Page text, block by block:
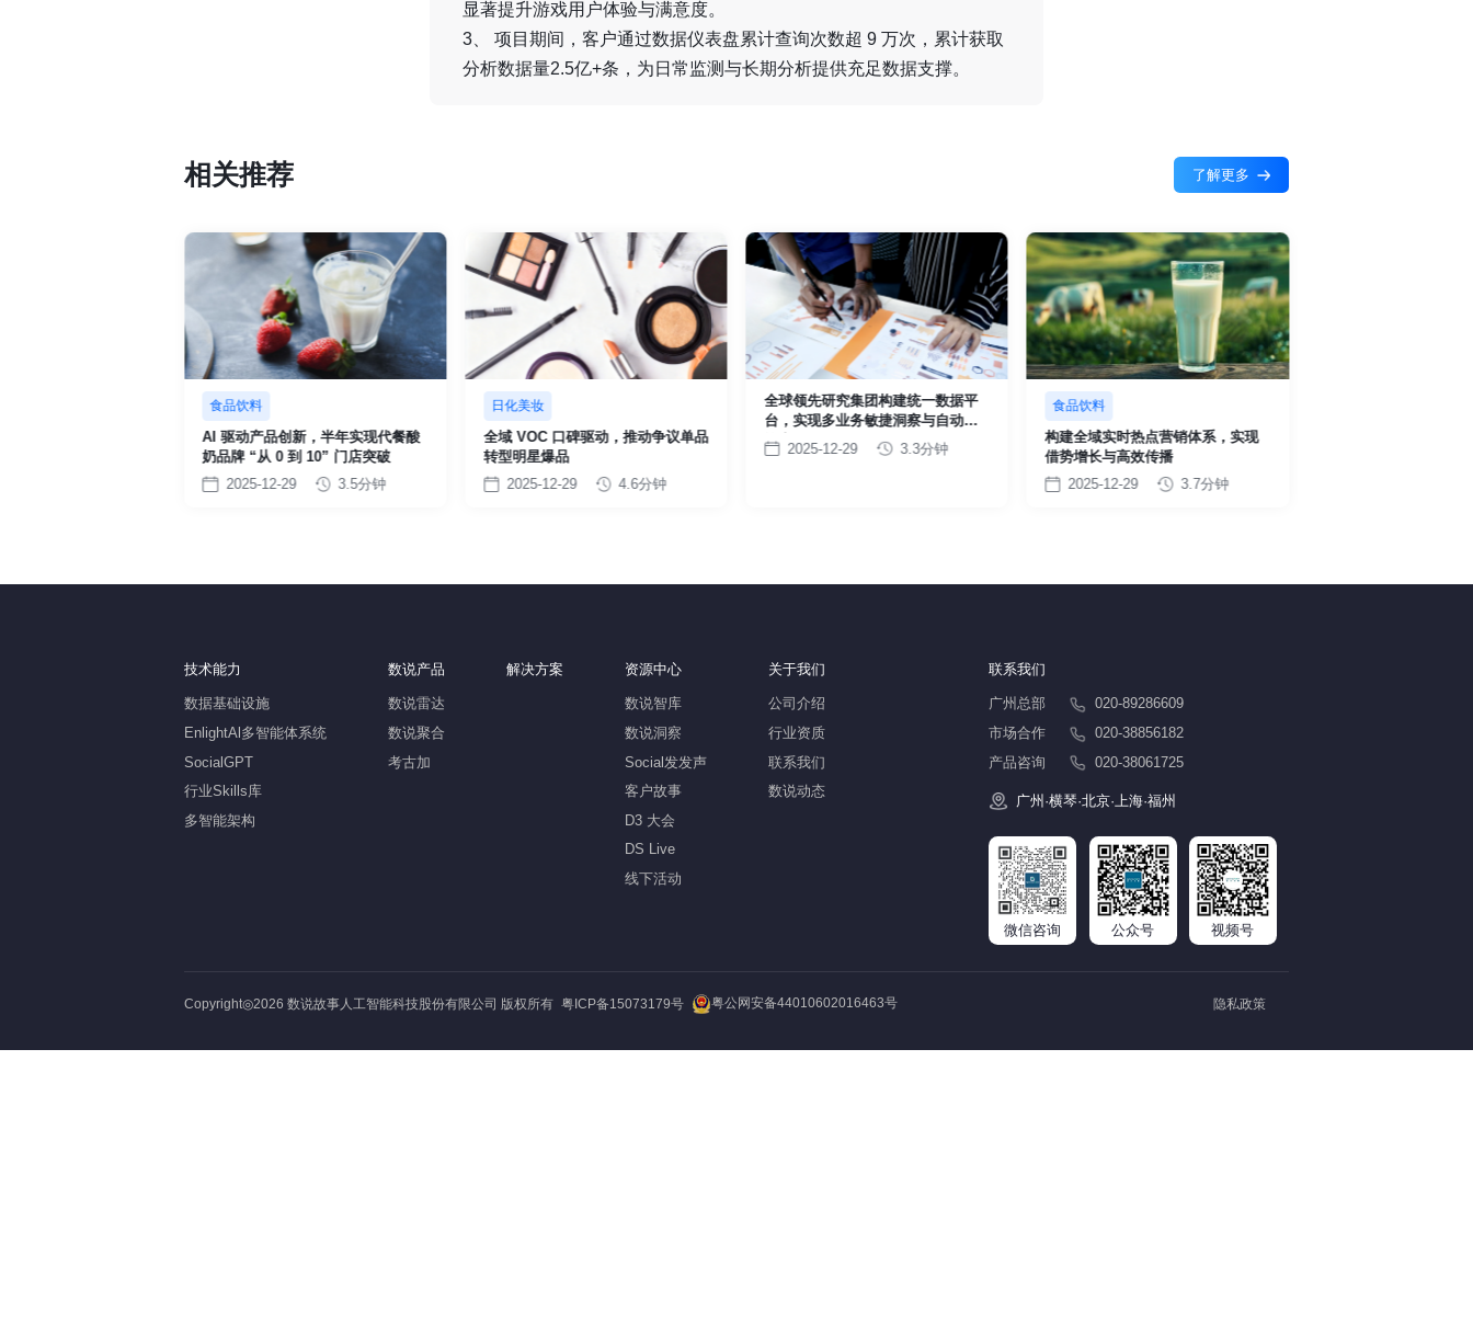
显著提升游戏用户体验与满意度。
3、 项目期间，客户通过数据仪表盘累计查询次数超 9 万次，累计获取
分析数据量2.5亿+条，为日常监测与长期分析提供充足数据支撑。
相关推荐 了解更多
食品饮料
AI 驱动产品创新，半年实现代餐酸
奶品牌 “从 0 到 10” 门店突破
2025-12-29
3.5分钟
日化美妆
全域 VOC 口碑驱动，推动争议单品
转型明星爆品
2025-12-29
4.6分钟
全球领先研究集团构建统一数据平
台，实现多业务敏捷洞察与自动化
输出
2025-12-29 3.3分钟
食品饮料
构建全域实时热点营销体系，实现
借势增长与高效传播
2025-12-29
3.7分钟
技术能力
数据基础设施
EnlightAl多智能体系统
SocialGPT
行业Skills库
多智能架构
数说产品
数说雷达
数说聚合
考古加
解决方案 资源中心
数说智库
数说洞察
Social发发声
客户故事
D3 大会
DS Live
线下活动
关于我们
公司介绍
行业资质
联系我们
数说动态
联系我们
广州总部
020-89286609
市场合作
020-38856182
产品咨询
020-38061725
广州·横琴·北京·上海·福州
微信咨询 公众号 视频号
Copyright◎2026 数说故事人工智能科技股份有限公司 版权所有 粤ICP备15073179号 粤公网安备44010602016463号 隐私政策